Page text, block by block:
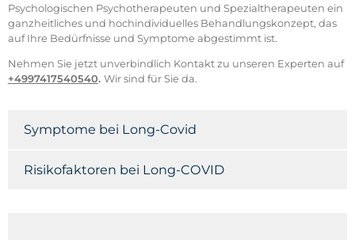
Psychologischen Psychotherapeuten und Spezialtherapeuten ein
ganzheitliches und hochindividuelles Behandlungskonzept, das
auf Ihre Bedürfnisse und Symptome abgestimmt ist.
Nehmen Sie jetzt unverbindlich Kontakt zu unseren Experten auf
+4997417540540. Wir sind für Sie da.
Symptome bei Long-Covid
Risikofaktoren bei Long-COVID